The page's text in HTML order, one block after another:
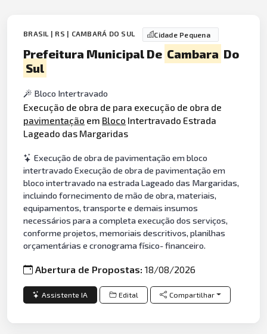
BRASIL | RS | CAMBARÁ DO SUL Cidade Pequena
Prefeitura Municipal De Cambara Do
Sul
Bloco Intertravado
Execução de obra de para execução de obra de
pavimentação em Bloco Intertravado Estrada
Lageado das Margaridas
Execução de obra de pavimentação em bloco
intertravado Execução de obra de pavimentação em
bloco intertravado na estrada Lageado das Margaridas,
incluindo fornecimento de mão de obra, materiais,
equipamentos, transporte e demais insumos
necessários para a completa execução dos serviços,
conforme projetos, memoriais descritivos, planilhas
orçamentárias e cronograma físico- financeiro.
Abertura de Propostas:18/08/2026
Assistente IA Edital Compartilhar